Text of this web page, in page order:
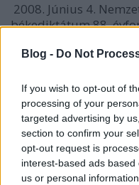
Blog - Do Not
If you wish to opt-out of
processing of your
targeted advertising by
section to confirm your
opt-out request is
interest-based ads
us or personal
2008. Június 4.
békediktátum 88.
A Duna
mtklub.hu•2008. június 05.
Mindig furdal a
Dunát (neve az ős-
jelentése: víz, folyó)